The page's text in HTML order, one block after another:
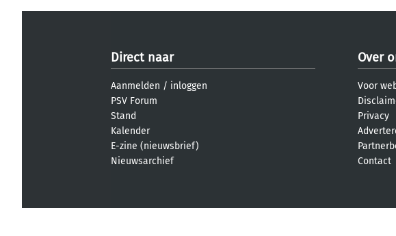
Direct naar
Aanmelden / inloggen
PSV Forum
Stand
Kalender
E-zine (nieuwsbrief)
Nieuwsarchief
Over
Voor
Privacy
Contact